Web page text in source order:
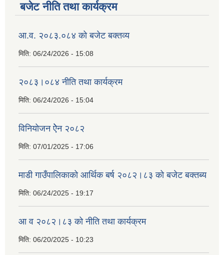
बजेट नीति तथा कार्यक्रम
आ.व. २०८३.०८४ को बजेट बक्तव्य
मिति: 06/24/2026 - 15:08
२०८३।०८४ नीति तथा कार्यक्रम
मिति: 06/24/2026 - 15:04
विनियोजन ऐेन २०८२
मिति: 07/01/2025 - 17:06
माडी गाउँपालिकाको आर्थिक बर्ष २०८२।८३ को बजेट बक्तब्य
मिति: 06/24/2025 - 19:17
आ व २०८२।८३ को नीति तथा कार्यक्रम
मिति: 06/20/2025 - 10:23